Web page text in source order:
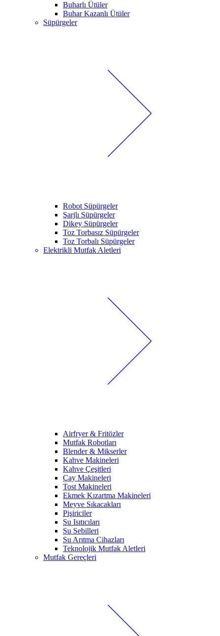
Buharlı Ütüler
Buhar Kazanlı Ütüler
Süpürgeler
Robot Süpürgeler
Şarjlı Süpürgeler
Dikey Süpürgeler
Toz Torbasız Süpürgeler
Toz Torbalı Süpürgeler
Elektrikli Mutfak Aletleri
Airfryer & Fritözler
Mutfak Robotları
Blender & Mikserler
Kahve Makineleri
Kahve Çeşitleri
Çay Makineleri
Tost Makineleri
Ekmek Kızartma Makineleri
Meyve Sıkacakları
Pişiriciler
Su Isıtıcıları
Su Sebilleri
Su Arıtma Cihazları
Teknolojik Mutfak Aletleri
Mutfak Gereçleri